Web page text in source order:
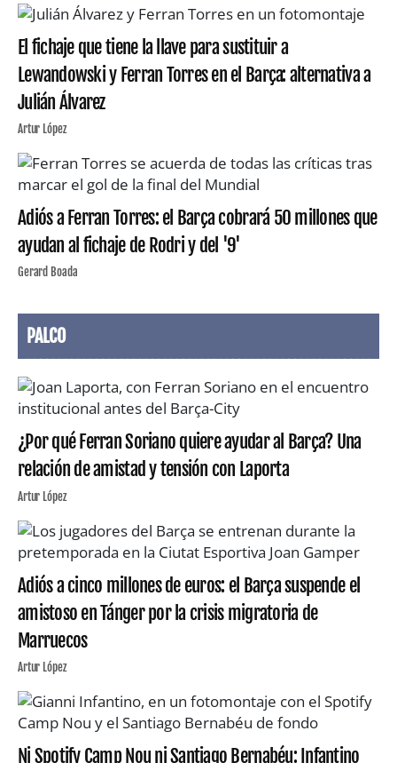
El fichaje que tiene la llave para sustituir a
Lewandowski y Ferran Torres en el Barça: alternativa a
Julián Álvarez
Artur López
Adiós a Ferran Torres: el Barça cobrará 50 millones que
ayudan al fichaje de Rodri y del '9'
Gerard Boada
PALCO
¿Por qué Ferran Soriano quiere ayudar al Barça? Una
relación de amistad y tensión con Laporta
Artur López
Adiós a cinco millones de euros: el Barça suspende el
amistoso en Tánger por la crisis migratoria de
Marruecos
Artur López
Ni Spotify Camp Nou ni Santiago Bernabéu: Infantino